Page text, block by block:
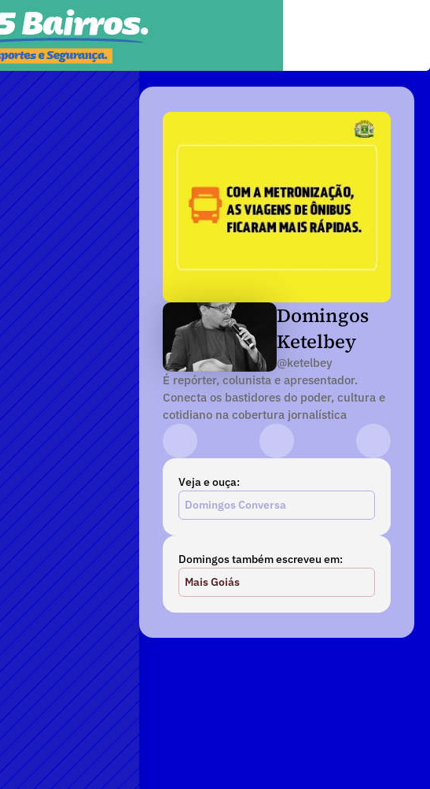
Domingos
Ketelbey
@ketelbey
É repórter, colunista e apresentador.
Conecta os bastidores do poder, cultura e
cotidiano na cobertura jornalística
Veja e ouça:
Domingos Conversa
Domingos também escreveu em:
Mais Goiás